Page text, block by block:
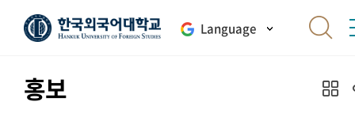
Language
홍보